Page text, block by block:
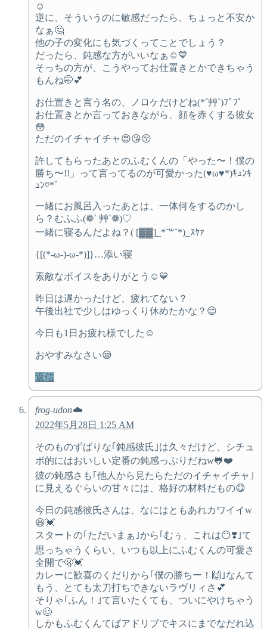
☺️
逆に、そういうのに敏感だったら、ちょっと不安か
なぁ🤔
他の子の変化にも気づくってことでしょう？
だったら、鈍感な方がいいなぁ☺️💙
そっちの方が、こうやってお仕置きとかできちゃう
もんね🤭💕
お仕置きと言う名の、ノロケだけどね(*´艸`)ﾌﾟﾌﾟ
お仕置きとか言っておきながら、顔を赤くする彼女
😳
ただのイチャイチャ😍😘😚
許してもらったあとのふむくんの「やった〜！僕の
勝ち〜!!」って言ってるのが可愛かった(♥ω♥*)ｷｭﾝｷ
ｭﾝ♡*゜
一緒にお風呂入ったあとは、一体何をするのかし
ら？むふふ(❁´ 艸`❁)♡
一緒に寝るんだよね？( [▓▓]_*˘꒳˘*)_ｽﾔｧ
{[(*-ω-)-ω-*)]}…添い寝
素敵なボイスをありがとう☺️💙
昨日は遅かったけど、疲れてない？
午後出社で少しはゆっくり休めたかな？😌
今日も1日お疲れ様でした☺️
おやすみなさい😪
返信
frog-udon☁️
2022年5月28日 1:25 AM
そのものずばりな｢鈍感彼氏｣は久々だけど、シチュ
ボ的にはおいしい定番の鈍感っぷりだねw🐸❤️
彼の鈍感さも｢他人から見たらただのイチャイチャ｣
に見えるぐらいの甘々には、格好の材料だもの😋
今日の鈍感彼氏さんは、なにはともあれカワイイw
😆💓
スタートの｢ただいまぁ｣から｢むぅ、これは😶❣️｣て
思っちゃうくらい、いつも以上にふむくんの可愛さ
全開で🫢💓
カレーに歓喜のくだりから｢僕の勝ちー！🙌｣なんて
もう、とても太刀打ちできないラヴリィさ💕
そりゃ｢ふん！｣て言いたくても、ついにやけちゃう
w🥴
しかもふむくんてばアドリブでキスにまでなだれ込